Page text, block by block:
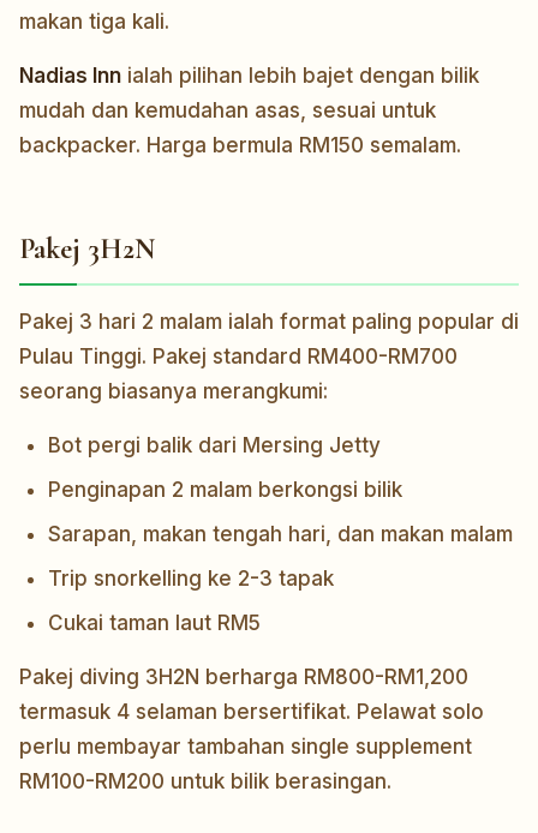
makan tiga kali.
Nadias Inn ialah pilihan lebih bajet dengan bilik
mudah dan kemudahan asas, sesuai untuk
backpacker. Harga bermula RM150 semalam.
Pakej 3H2N
Pakej 3 hari 2 malam ialah format paling popular di
Pulau Tinggi. Pakej standard RM400-RM700
seorang biasanya merangkumi:
Bot pergi balik dari Mersing Jetty
Penginapan 2 malam berkongsi bilik
Sarapan, makan tengah hari, dan makan malam
Trip snorkelling ke 2-3 tapak
Cukai taman laut RM5
Pakej diving 3H2N berharga RM800-RM1,200
termasuk 4 selaman bersertifikat. Pelawat solo
perlu membayar tambahan single supplement
RM100-RM200 untuk bilik berasingan.